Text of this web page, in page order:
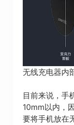
无线充电器内
目前来说，手
10mm以内，
要将手机放在